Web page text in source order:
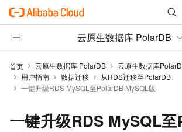
云原生数据库 PolarDB
首页 云原生数据库 PolarDB
云原生数据库
用户指南
数据迁移
从RDS迁移至PolarDB
一键升级RDS MySQL至PolarDB MySQL版
一键升级RDS MySQL